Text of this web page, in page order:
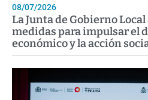
08/07/2026
La Junta de Gobierno
medidas para impulsar el
económico y la acción